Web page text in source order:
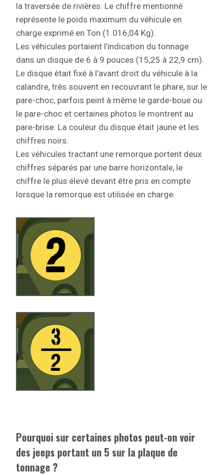
la traversée de rivières. Le chiffre mentionné
représente le poids maximum du véhicule en
charge exprimé en Ton (1.016,04 Kg).
Les véhicules portaient l’indication du tonnage
dans un disque de 6 à 9 pouces (15,25 à 22,9 cm).
Le disque était fixé à l’avant droit du véhicule à la
calandre, très souvent en recouvrant le phare, sur le
pare-choc, parfois peint à même le garde-boue ou
le pare-choc et certaines photos le montrent au
pare-brise. La couleur du disque était jaune et les
chiffres noirs.
Les véhicules tractant une remorque portent deux
chiffres séparés par une barre horizontale, le
chiffre le plus élevé devant être pris en compte
lorsque la remorque est utilisée en charge.
Pourquoi sur certaines photos peut-on voir
des jeeps portant un 5 sur la plaque de
tonnage ?